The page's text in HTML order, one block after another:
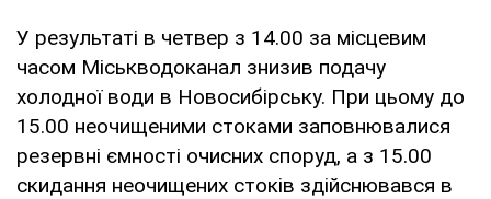
У результаті в четвер з 14.00 за місцевим
часом Міськводоканал знизив подачу
холодної води в Новосибірську. При цьому до
15.00 неочищеними стоками заповнювалися
резервні ємності очисних споруд, а з 15.00
скидання неочищених стоків здійснювався в